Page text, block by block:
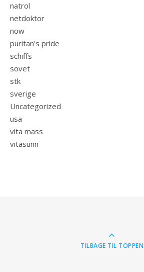
natrol
netdoktor
now
puritan's pride
schiffs
sovet
stk
sverige
Uncategorized
usa
vita mass
vitasunn
TILBAGE TIL TOPPEN